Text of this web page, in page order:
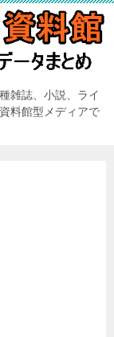
雑誌、小説、ライ
料館型メディアで